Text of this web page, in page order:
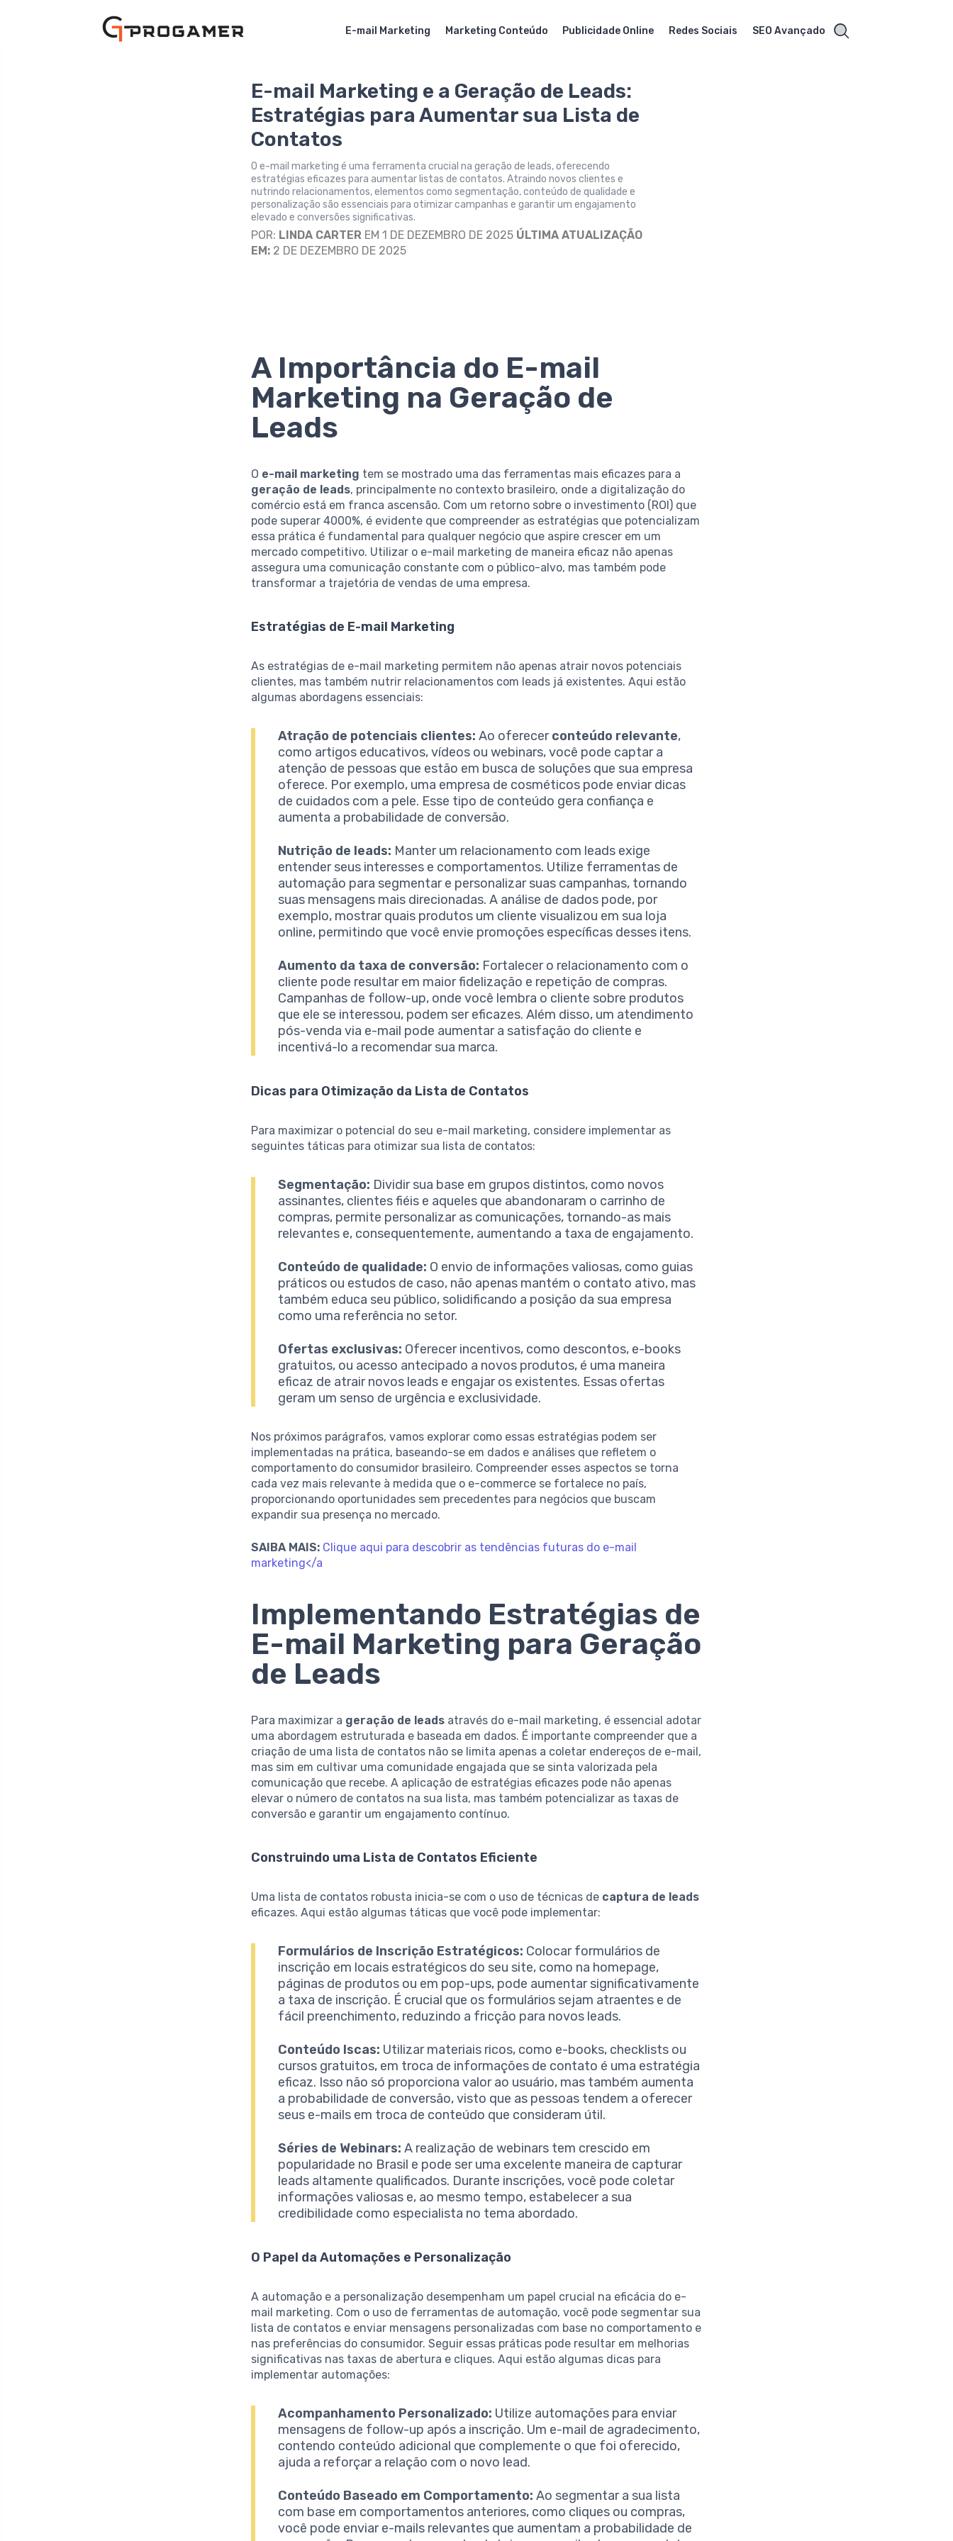
E-mail Marketing Marketing Conteúdo Publicidade Online Redes Sociais SEO Avançado
E-mail Marketing e a Geração de Leads:
Estratégias para Aumentar sua Lista de
Contatos
O e-mail marketing é uma ferramenta crucial na geração de leads, oferecendo
estratégias eficazes para aumentar listas de contatos. Atraindo novos clientes e
nutrindo relacionamentos, elementos como segmentação, conteúdo de qualidade e
personalização são essenciais para otimizar campanhas e garantir um engajamento
elevado e conversões significativas.
POR: LINDA CARTER EM 1 DE DEZEMBRO DE 2025 ÚLTIMA ATUALIZAÇÃO
EM: 2 DE DEZEMBRO DE 2025
A Importância do E-mail
Marketing na Geração de
Leads
O e-mail marketing tem se mostrado uma das ferramentas mais eficazes para a
geração de leads, principalmente no contexto brasileiro, onde a digitalização do
comércio está em franca ascensão. Com um retorno sobre o investimento (ROI) que
pode superar 4000%, é evidente que compreender as estratégias que potencializam
essa prática é fundamental para qualquer negócio que aspire crescer em um
mercado competitivo. Utilizar o e-mail marketing de maneira eficaz não apenas
assegura uma comunicação constante com o público-alvo, mas também pode
transformar a trajetória de vendas de uma empresa.
Estratégias de E-mail Marketing
As estratégias de e-mail marketing permitem não apenas atrair novos potenciais
clientes, mas também nutrir relacionamentos com leads já existentes. Aqui estão
algumas abordagens essenciais:
Atração de potenciais clientes: Ao oferecerconteúdo relevante,
como artigos educativos, vídeos ou webinars, você pode captar a
atenção de pessoas que estão em busca de soluções que sua empresa
oferece. Por exemplo, uma empresa de cosméticos pode enviar dicas
de cuidados com a pele. Esse tipo de conteúdo gera confiança e
aumenta a probabilidade de conversão.
Nutrição de leads: Manter um relacionamento com leads exige
entender seus interesses e comportamentos. Utilize ferramentas de
automação para segmentar e personalizar suas campanhas, tornando
suas mensagens mais direcionadas. A análise de dados pode, por
exemplo, mostrar quais produtos um cliente visualizou em sua loja
online, permitindo que você envie promoções específicas desses itens.
Aumento da taxa de conversão: Fortalecer o relacionamento com o
cliente pode resultar em maior fidelização e repetição de compras.
Campanhas de follow-up, onde você lembra o cliente sobre produtos
que ele se interessou, podem ser eficazes. Além disso, um atendimento
pós-venda via e-mail pode aumentar a satisfação do cliente e
incentivá-lo a recomendar sua marca.
Dicas para Otimização da Lista de Contatos
Para maximizar o potencial do seu e-mail marketing, considere implementar as
seguintes táticas para otimizar sua lista de contatos:
Segmentação: Dividir sua base em grupos distintos, como novos
assinantes, clientes fiéis e aqueles que abandonaram o carrinho de
compras, permite personalizar as comunicações, tornando-as mais
relevantes e, consequentemente, aumentando a taxa de engajamento.
Conteúdo de qualidade: O envio de informações valiosas, como guias
práticos ou estudos de caso, não apenas mantém o contato ativo, mas
também educa seu público, solidificando a posição da sua empresa
como uma referência no setor.
Ofertas exclusivas: Oferecer incentivos, como descontos, e-books
gratuitos, ou acesso antecipado a novos produtos, é uma maneira
eficaz de atrair novos leads e engajar os existentes. Essas ofertas
geram um senso de urgência e exclusividade.
Nos próximos parágrafos, vamos explorar como essas estratégias podem ser
implementadas na prática, baseando-se em dados e análises que refletem o
comportamento do consumidor brasileiro. Compreender esses aspectos se torna
cada vez mais relevante à medida que o e-commerce se fortalece no país,
proporcionando oportunidades sem precedentes para negócios que buscam
expandir sua presença no mercado.
SAIBA MAIS: Clique aqui para descobrir as tendências futuras do e-mail
marketing</a
Implementando Estratégias de
E-mail Marketing para Geração
de Leads
Para maximizar a geração de leads através do e-mail marketing, é essencial adotar
uma abordagem estruturada e baseada em dados. É importante compreender que a
criação de uma lista de contatos não se limita apenas a coletar endereços de e-mail,
mas sim em cultivar uma comunidade engajada que se sinta valorizada pela
comunicação que recebe. A aplicação de estratégias eficazes pode não apenas
elevar o número de contatos na sua lista, mas também potencializar as taxas de
conversão e garantir um engajamento contínuo.
Construindo uma Lista de Contatos Eficiente
Uma lista de contatos robusta inicia-se com o uso de técnicas de captura de leads
eficazes. Aqui estão algumas táticas que você pode implementar:
Formulários de Inscrição Estratégicos: Colocar formulários de
inscrição em locais estratégicos do seu site, como na homepage,
páginas de produtos ou em pop-ups, pode aumentar significativamente
a taxa de inscrição. É crucial que os formulários sejam atraentes e de
fácil preenchimento, reduzindo a fricção para novos leads.
Conteúdo Iscas: Utilizar materiais ricos, como e-books, checklists ou
cursos gratuitos, em troca de informações de contato é uma estratégia
eficaz. Isso não só proporciona valor ao usuário, mas também aumenta
a probabilidade de conversão, visto que as pessoas tendem a oferecer
seus e-mails em troca de conteúdo que consideram útil.
Séries de Webinars: A realização de webinars tem crescido em
popularidade no Brasil e pode ser uma excelente maneira de capturar
leads altamente qualificados. Durante inscrições, você pode coletar
informações valiosas e, ao mesmo tempo, estabelecer a sua
credibilidade como especialista no tema abordado.
O Papel da Automações e Personalização
A automação e a personalização desempenham um papel crucial na eficácia do e-
mail marketing. Com o uso de ferramentas de automação, você pode segmentar sua
lista de contatos e enviar mensagens personalizadas com base no comportamento e
nas preferências do consumidor. Seguir essas práticas pode resultar em melhorias
significativas nas taxas de abertura e cliques. Aqui estão algumas dicas para
implementar automações:
Acompanhamento Personalizado: Utilize automações para enviar
mensagens de follow-up após a inscrição. Um e-mail de agradecimento,
contendo conteúdo adicional que complemente o que foi oferecido,
ajuda a reforçar a relação com o novo lead.
Conteúdo Baseado em Comportamento: Ao segmentar a sua lista
com base em comportamentos anteriores, como cliques ou compras,
você pode enviar e-mails relevantes que aumentam a probabilidade de